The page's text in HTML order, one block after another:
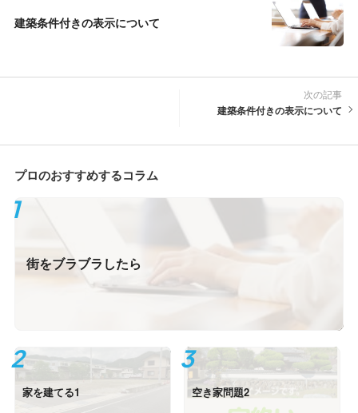
建築条件付きの表示について
次の記事
建築条件付きの表示について
プロのおすすめするコラム
街をブラブラしたら
家を建てる1 空き家問題2